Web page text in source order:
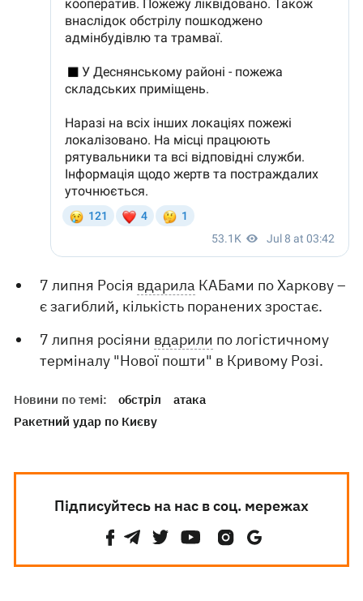
7 липня Росія вдарила КАБами по Харкову –
є загиблий, кількість поранених зростає.
7 липня росіяни вдарили по логістичному
терміналу "Нової пошти" в Кривому Розі.
Новини по темі: обстріл
атака
Ракетний удар по Києву
Підписуйтесь на нас в соц. мережах